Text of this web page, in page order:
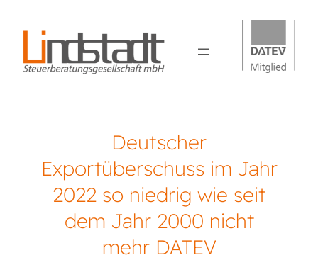
Deutscher
Exportüberschuss im Jahr
2022 so niedrig wie seit
dem Jahr 2000 nicht
mehr DATEV